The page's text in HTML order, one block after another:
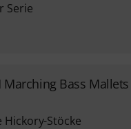
Serie
Marching Bass Mallets
Hickory-Stöcke